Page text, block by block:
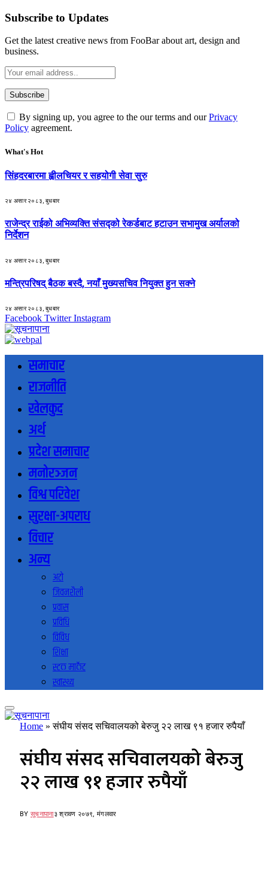
Subscribe to Updates
Get the latest creative news from FooBar about art, design and
business.
By signing up, you agree to the our terms and ourPrivacy
Policy agreement.
What's Hot
सिंहदरबारमा ह्वीलचियर र सहयोगी सेवा सुरु
२४ असार २०८३, बुधबार
राजेन्द्र राईको अभिव्यक्ति संसद्को रेकर्डबाट हटाउन सभामुख अर्यालको
निर्देशन
२४ असार २०८३, बुधबार
मन्त्रिपरिषद् बैठक बस्दै, नयाँ मुख्यसचिव नियुक्त हुन सक्ने
२४ असार २०८३, बुधबार
Facebook Twitter Instagram
समाचार
राजनीति
खेलकुद
अर्थ
प्रदेश समाचार
मनोरञ्जन
विश्व परिवेश
सुरक्षा-अपराध
विचार
अन्य
अटो
जिवनशैली
प्रवास
प्रविधि
विविध
शिक्षा
स्टक मार्केट
स्वास्थ्य
Home »संघीय संसद सचिवालयको बेरुजु २२ लाख ९१ हजार रुपैयाँ
संघीय संसद सचिवालयको बेरुजु
२२ लाख ९१ हजार रुपैयाँ
BY सूचनापाना३ श्रावण २०७९, मंगलवार